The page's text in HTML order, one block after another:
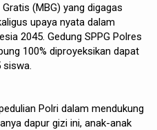
(MBG) yang digagas
upaya nyata dalam
2045. Gedung SPPG Polres
100% diproyeksikan dapat
siswa.
Polri dalam mendukung
dapur gizi ini, anak-anak